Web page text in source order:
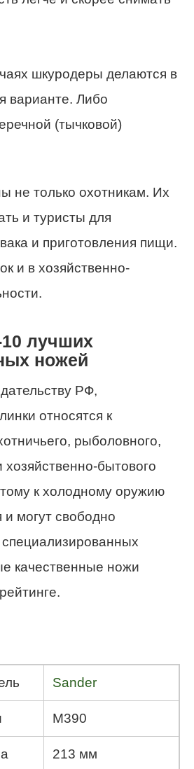
шкуродеры делаются в
варианте. Либо
(тычковой)
не только охотникам. Их
и туристы для
и приготовления пищи.
и в хозяйственно-
10 лучших
ножей
РФ,
относятся к
рыболовного,
хозяйственно-бытового
к холодному оружию
могут свободно
специализированных
качественные ножи
Sander
M390
213 мм